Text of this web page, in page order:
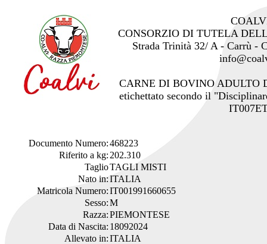
CONSORZIO DI TUTELA
Strada Trinità 32/ A - Carrù -
CARNE DI BOVINO ADULTO
etichettato secondo il
Documento Numero:468223
Riferito a kg: 202.310
TaglioTAGLI MISTI
Nato in:ITALIA
Matricola Numero:IT001991660655
Sesso:M
Razza:PIEMONTESE
Data di Nascita: 18092024
Allevato in:ITALIA